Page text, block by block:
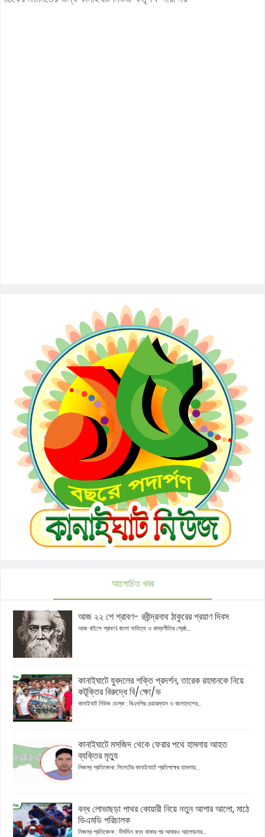
আলোচিত খবর
আজ ২২ শে শ্রাবণ- রবীন্দ্রনাথ ঠাকুরের প্রয়াণ দিবস
আজ বাইশে শ্রাবণ। বাংলা সাহিত্য ও কাব্যগীতির শ্রেষ্ঠ...
কানাইঘাটে যুবদলের শক্তি প্রদর্শন, তারেক রহমানকে নিয়ে
কটূক্তির বিরুদ্ধে বি/ক্ষো/ভ
কানাইঘাট নিউজ ডেস্ক : বিএনপির চেয়ারম্যান ও বাংলাদেশের...
কানাইঘাটে মসজিদ থেকে ফেরার পথে হামলায় আহত
ব্যক্তির মৃত্যু
নিজস্ব প্রতিবেদক: সিলেটের কানাইঘাটে প্রতিপক্ষের হামলায়...
বন্ধ লোভাছড়া পাথর কোয়ারী নিয়ে নতুন আশার আলো, মাঠে
ডিএমডি পরিচালক
নিজস্ব প্রতিবেদক : দীর্ঘদিন বন্ধ থাকার পর আবারও আলোচনার...